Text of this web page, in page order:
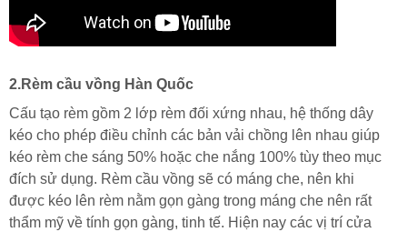
2.Rèm cầu vồng Hàn Quốc
Cấu tạo rèm gồm 2 lớp rèm đối xứng nhau, hệ thống dây
kéo cho phép điều chỉnh các bản vải chồng lên nhau giúp
kéo rèm che sáng 50% hoặc che nắng 100% tùy theo mục
đích sử dụng. Rèm cầu vồng sẽ có máng che, nên khi
được kéo lên rèm nằm gọn gàng trong máng che nên rất
thẩm mỹ về tính gọn gàng, tinh tế. Hiện nay các vị trí cửa